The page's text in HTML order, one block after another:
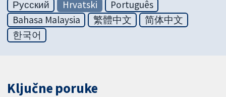
Русский
Hrvatski
Português
Bahasa Malaysia
繁體中文
简体中文
한국어
Ključne poruke